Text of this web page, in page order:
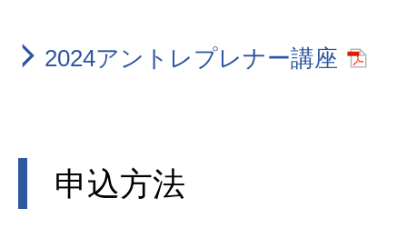
2024アントレプレナー講座
申込方法